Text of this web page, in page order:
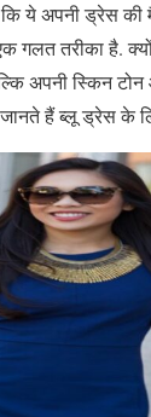
ये अपनी ड्रेस की
गलत तरीका है.
अपनी स्किन
जानते हैं ब्लू ड्रेस